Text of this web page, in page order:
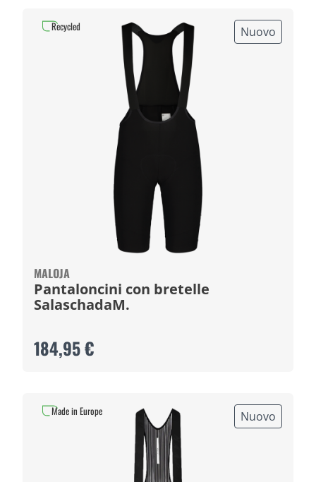
Nuovo
MALOJA
Pantaloncini con bretelle
SalaschadaM.
184,95 €
Recycled
Nuovo
Made in Europe